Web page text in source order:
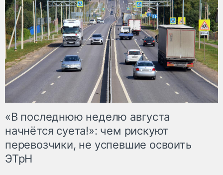
«В последнюю неделю августа
начнётся суета!»: чем рискуют
перевозчики, не успевшие освоить
ЭТрН